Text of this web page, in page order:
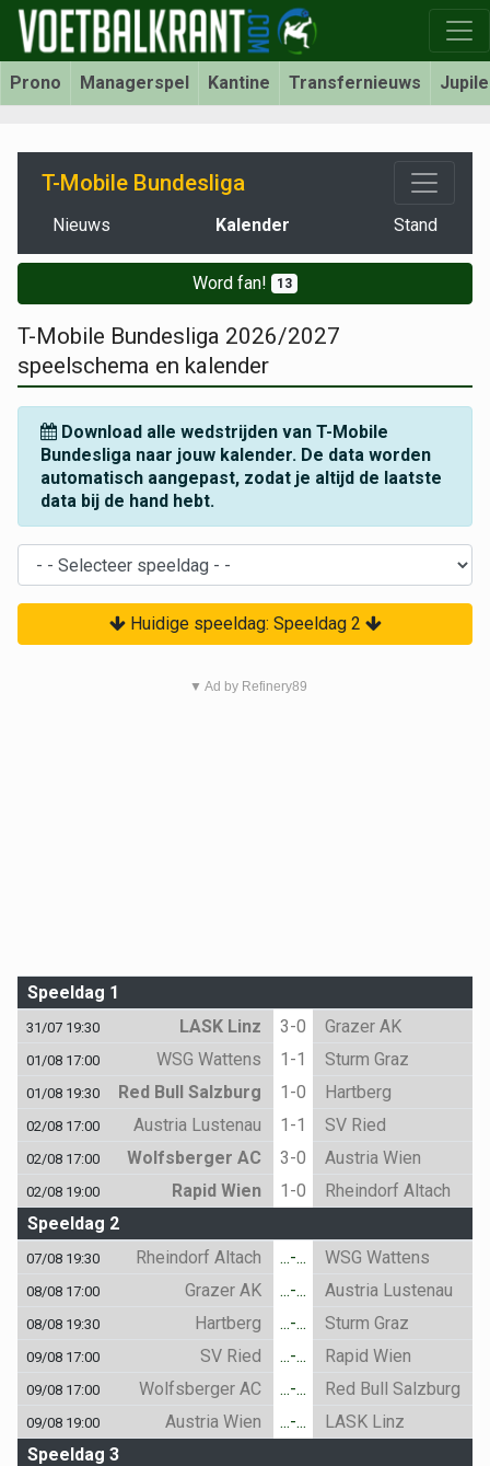
Prono Managerspel Kantine Transfernieuws
T-Mobile Bundesliga
Nieuws Kalender Stand
Word fan! 13
T-Mobile Bundesliga 2026/2027
speelschema en kalender
Download alle wedstrijden van T-Mobile
Bundesliga naar jouw kalender. De data worden
automatisch aangepast, zodat je altijd de laatste
data bij de hand hebt.
Huidige speeldag: Speeldag 2
▼ Ad by Refinery89
Speeldag 1
31/07 19:30 LASK Linz 3-0 Grazer AK
01/08 17:00 WSG Wattens 1-1 Sturm Graz
01/08 19:30 Red Bull Salzburg 1-0 Hartberg
02/08 17:00 Austria Lustenau 1-1 SV Ried
02/08 17:00 Wolfsberger AC 3-0 Austria Wien
02/08 19:00 Rapid Wien 1-0
Rheindorf Altach
Speeldag 2
07/08 19:30 Rheindorf Altach ...-... WSG Wattens
08/08 17:00 Grazer AK ...-... Austria Lustenau
08/08 19:30 Hartberg ...-... Sturm Graz
09/08 17:00 SV Ried ...-... Rapid Wien
09/08 17:00 Wolfsberger AC ...-... Red Bull Salzburg
09/08 19:00 Austria Wien ...-...
LASK Linz
Speeldag 3